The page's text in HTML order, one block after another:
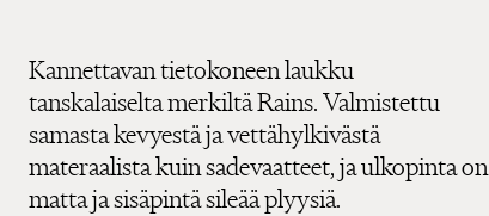
Kannettavan tietokoneen laukku
tanskalaiselta merkiltä Rains. Valmistettu
samasta kevyestä ja vettähylkivästä
materaalista kuin sadevaatteet, ja ulkopinta on
matta ja sisäpintä sileää plyysiä.